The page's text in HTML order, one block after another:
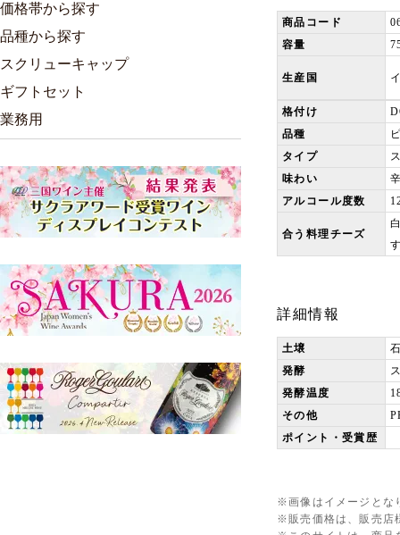
商品コード
容量
生産国
格付け
品種
タイプ
味わい
アルコール度数
合う料理チーズ
詳細情報
土壌
発酵
発酵温度
その他
ポイント・受賞歴
※画像はイメージとな
※販売価格は、販売店
価格帯から探す
品種から探す
スクリューキャップ
ギフトセット
業務用